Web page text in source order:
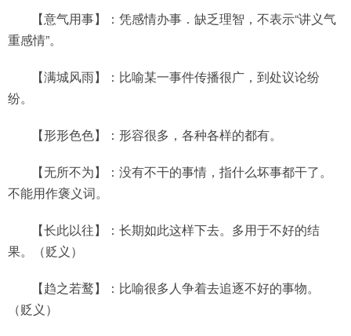
【意气用事】：凭感情办事．缺乏理智，不表示“讲义气
重感情”。
【满城风雨】：比喻某一事件传播很广，到处议论纷
纷。
【形形色色】：形容很多，各种各样的都有。
【无所不为】：没有不干的事情，指什么坏事都干了。
不能用作褒义词。
【长此以往】：长期如此这样下去。多用于不好的结
果。（贬义）
【趋之若鹜】：比喻很多人争着去追逐不好的事物。
（贬义）